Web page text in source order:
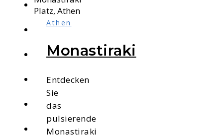
Athen
Monastiraki
Entdecken
Sie
das
pulsierende
Monastiraki